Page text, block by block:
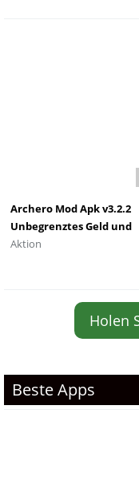
Archero Mod Apk v3.2.2
Unbegrenztes Geld und
Edelsteine Neueste
Aktion
Holen
Beste Apps